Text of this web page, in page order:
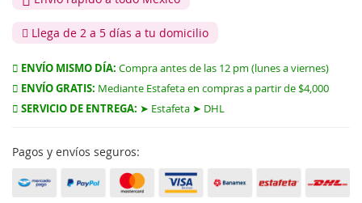
Llega de 2 a 5 días a tu domicilio
ENVÍO MISMO DÍA: Compra antes de las 12 pm (lunes a viernes)
ENVÍO GRATIS: Mediante Estafeta en compras a partir de $4,000
SERVICIO DE ENTREGA: ➤ Estafeta ➤ DHL
Pagos y envíos seguros: